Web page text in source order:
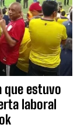
que estuvo
laboral